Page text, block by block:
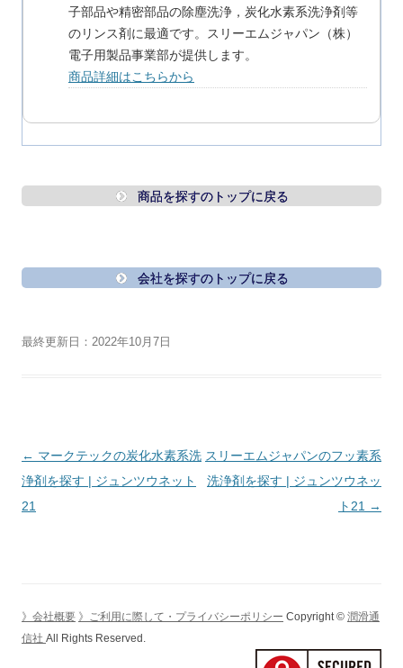
子部品や精密部品の除塵洗浄，炭化水素系洗浄剤等
のリンス剤に最適です。スリーエムジャパン（株）
電子用製品事業部が提供します。
商品詳細はこちらから
商品を探すのトップに戻る
会社を探すのトップに戻る
最終更新日：2022年10月7日
投
稿
ナ
ョ
← マークテックの炭化水素系洗
浄剤を探す | ジュンツウネット
21
スリーエムジャパンのフッ素系
洗浄剤を探す | ジュンツウネッ
ト21 →
》会社概要 》ご利用に際して・プライバシーポリシー Copyright © 潤滑通
信社 All Rights Reserved.